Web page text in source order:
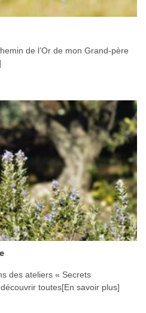
de l’Or de mon Grand-père
des ateliers « Secrets
toutes[En savoir plus]